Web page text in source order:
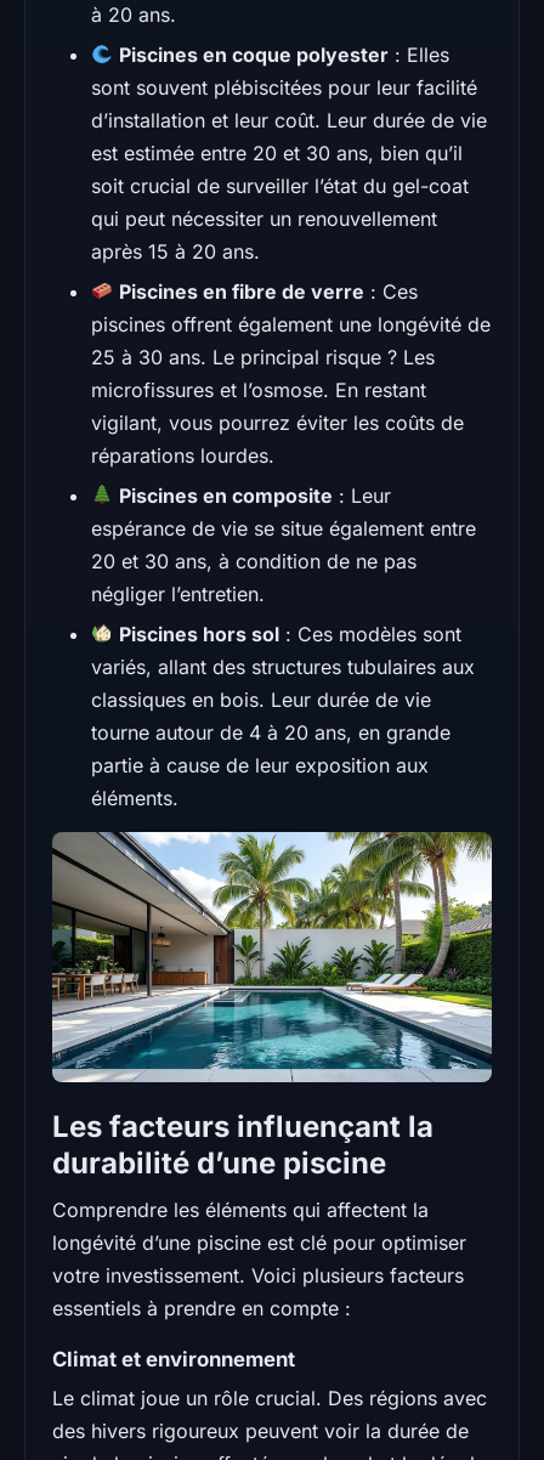
à 20 ans.
Piscines en coque polyester : Elles
sont souvent plébiscitées pour leur facilité
d’installation et leur coût. Leur durée de vie
est estimée entre 20 et 30 ans, bien qu’il
soit crucial de surveiller l’état du gel-coat
qui peut nécessiter un renouvellement
après 15 à 20 ans.
Piscines en fibre de verre : Ces
piscines offrent également une longévité de
25 à 30 ans. Le principal risque ? Les
microfissures et l’osmose. En restant
vigilant, vous pourrez éviter les coûts de
réparations lourdes.
Piscines en composite : Leur
espérance de vie se situe également entre
20 et 30 ans, à condition de ne pas
négliger l’entretien.
Piscines hors sol : Ces modèles sont
variés, allant des structures tubulaires aux
classiques en bois. Leur durée de vie
tourne autour de 4 à 20 ans, en grande
partie à cause de leur exposition aux
éléments.
Les facteurs influençant la
durabilité d’une piscine
Comprendre les éléments qui affectent la
longévité d’une piscine est clé pour optimiser
votre investissement. Voici plusieurs facteurs
essentiels à prendre en compte :
Climat et environnement
Le climat joue un rôle crucial. Des régions avec
des hivers rigoureux peuvent voir la durée de